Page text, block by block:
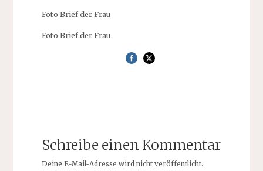
Foto Brief der Frau
Foto Brief der Frau
Schreibe einen Kommentar
Deine E-Mail-Adresse wird nicht veröffentlicht.